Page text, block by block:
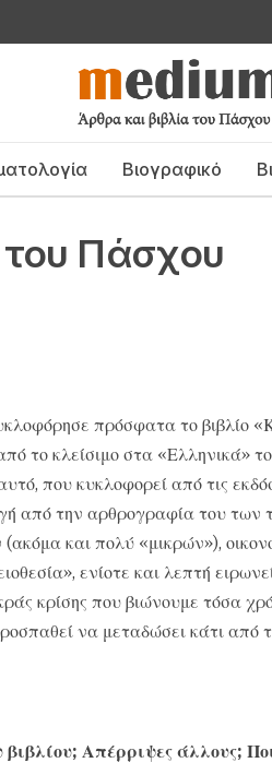
Βιογραφικό
του Πάσχου
πρόσφατα το βιβλίο
το κλείσιμο στα «Ελληνικά»
που κυκλοφορεί από τις
από την αρθρογραφία του των
και πολύ «μικρών»),
ενίοτε και λεπτή
κρίσης που βιώνουμε τόσα
να μεταδώσει κάτι από
Απέρριψες άλλους;